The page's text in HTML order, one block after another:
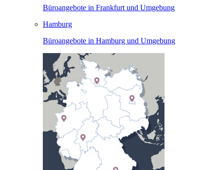
Büroangebote in Frankfurt und Umgebung
Hamburg
Büroangebote in Hamburg und Umgebung